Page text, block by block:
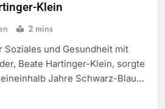
Klein
2 mins
und Gesundheit mit
Beate Hartinger-Klein, sorgte
Jahre Schwarz-Blau…